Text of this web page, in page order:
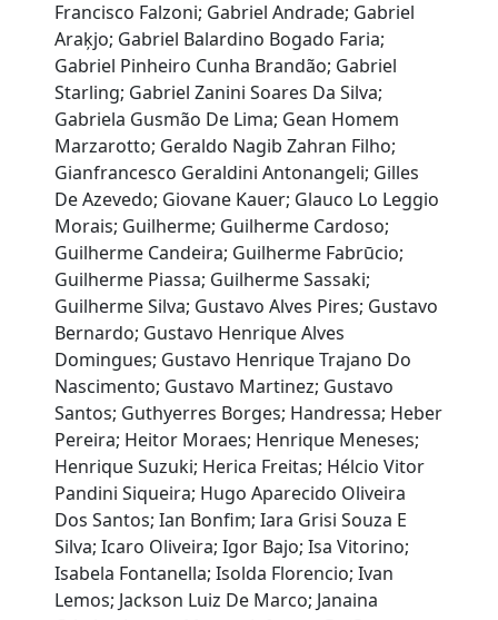
Francisco Falzoni; Gabriel Andrade; Gabriel
Araķjo; Gabriel Balardino Bogado Faria;
Gabriel Pinheiro Cunha Brandão; Gabriel
Starling; Gabriel Zanini Soares Da Silva;
Gabriela Gusmão De Lima; Gean Homem
Marzarotto; Geraldo Nagib Zahran Filho;
Gianfrancesco Geraldini Antonangeli; Gilles
De Azevedo; Giovane Kauer; Glauco Lo Leggio
Morais; Guilherme; Guilherme Cardoso;
Guilherme Candeira; Guilherme Fabrūcio;
Guilherme Piassa; Guilherme Sassaki;
Guilherme Silva; Gustavo Alves Pires; Gustavo
Bernardo; Gustavo Henrique Alves
Domingues; Gustavo Henrique Trajano Do
Nascimento; Gustavo Martinez; Gustavo
Santos; Guthyerres Borges; Handressa; Heber
Pereira; Heitor Moraes; Henrique Meneses;
Henrique Suzuki; Herica Freitas; Hélcio Vitor
Pandini Siqueira; Hugo Aparecido Oliveira
Dos Santos; Ian Bonfim; Iara Grisi Souza E
Silva; Icaro Oliveira; Igor Bajo; Isa Vitorino;
Isabela Fontanella; Isolda Florencio; Ivan
Lemos; Jackson Luiz De Marco; Janaina